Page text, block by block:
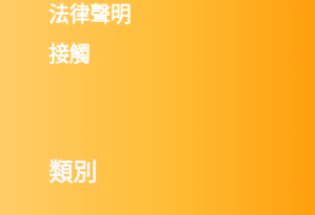
法律聲明
接觸
類別